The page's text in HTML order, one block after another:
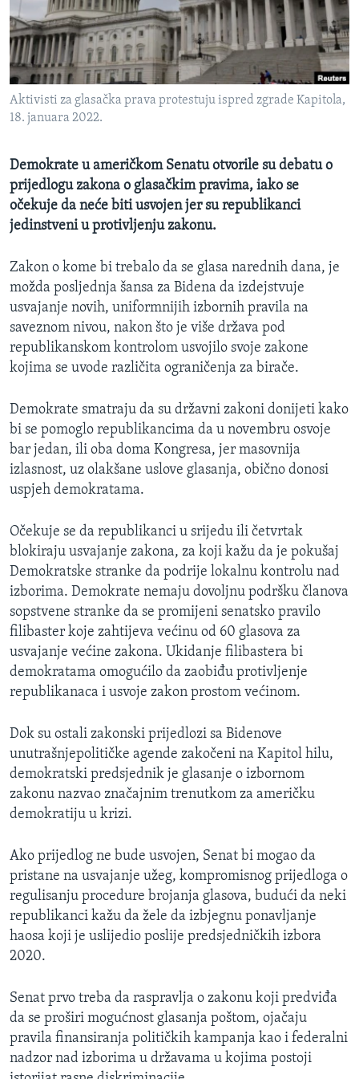
MAGAZIN
O GLASU AMERIKE
Learning English
PRATITE NAS
Jezici
Aktivisti za glasačka prava protestuju ispred zgrade Kapitola,
18. januara 2022.
Demokrate u američkom Senatu otvorile su debatu o
prijedlogu zakona o glasačkim pravima, iako se
očekuje da neće biti usvojen jer su republikanci
jedinstveni u protivljenju zakonu.
Zakon o kome bi trebalo da se glasa narednih dana, je
možda posljednja šansa za Bidena da izdejstvuje
usvajanje novih, uniformnijih izbornih pravila na
saveznom nivou, nakon što je više država pod
republikanskom kontrolom usvojilo svoje zakone
kojima se uvode različita ograničenja za birače.
Demokrate smatraju da su državni zakoni donijeti kako
bi se pomoglo republikancima da u novembru osvoje
bar jedan, ili oba doma Kongresa, jer masovnija
izlasnost, uz olakšane uslove glasanja, obično donosi
uspjeh demokratama.
Očekuje se da republikanci u srijedu ili četvrtak
blokiraju usvajanje zakona, za koji kažu da je pokušaj
Demokratske stranke da podrije lokalnu kontrolu nad
izborima. Demokrate nemaju dovoljnu podršku članova
sopstvene stranke da se promijeni senatsko pravilo
filibaster koje zahtijeva većinu od 60 glasova za
usvajanje većine zakona. Ukidanje filibastera bi
demokratama omogućilo da zaobiđu protivljenje
republikanaca i usvoje zakon prostom većinom.
Dok su ostali zakonski prijedlozi sa Bidenove
unutrašnjepolitičke agende zakočeni na Kapitol hilu,
demokratski predsjednik je glasanje o izbornom
zakonu nazvao značajnim trenutkom za američku
demokratiju u krizi.
Ako prijedlog ne bude usvojen, Senat bi mogao da
pristane na usvajanje užeg, kompromisnog prijedloga o
regulisanju procedure brojanja glasova, budući da neki
republikanci kažu da žele da izbjegnu ponavljanje
haosa koji je uslijedio poslije predsjedničkih izbora
2020.
Senat prvo treba da raspravlja o zakonu koji predviđa
da se proširi mogućnost glasanja poštom, ojačaju
pravila finansiranja političkih kampanja kao i federalni
nadzor nad izborima u državama u kojima postoji